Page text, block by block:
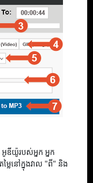
អូឌីយ៉ូរបស់អ្នក អ្នក
ម្លៃនៅក្នុងវាល "ពី" និង